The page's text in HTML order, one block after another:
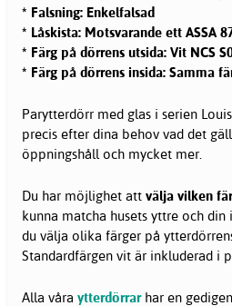
* Falsning: Enkelfalsad
* Låskista: Motsvarande ett ASSA
* Färg på dörrens utsida: Vit NCS
* Färg på dörrens insida: Samma
Parytterdörr med glas i serien
precis efter dina behov vad det
öppningshåll och mycket mer.
Du har möjlighet att välja vilken
kunna matcha husets yttre och
du välja olika färger på
Standardfärgen vit är inkluderad i
Alla våra ytterdörrarhar en